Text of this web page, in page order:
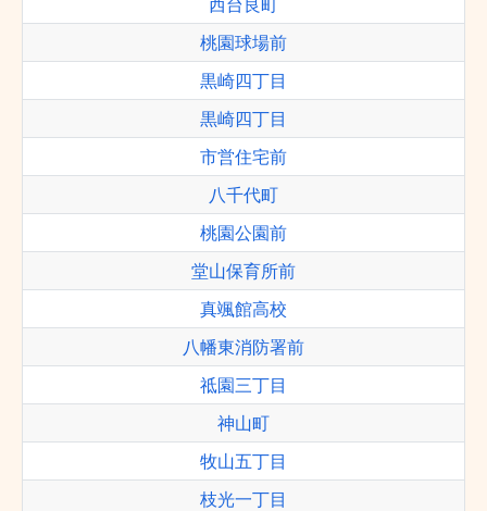
西台良町
桃園球場前
黒崎四丁目
黒崎四丁目
市営住宅前
八千代町
桃園公園前
堂山保育所前
真颯館高校
八幡東消防署前
祗園三丁目
神山町
牧山五丁目
枝光一丁目